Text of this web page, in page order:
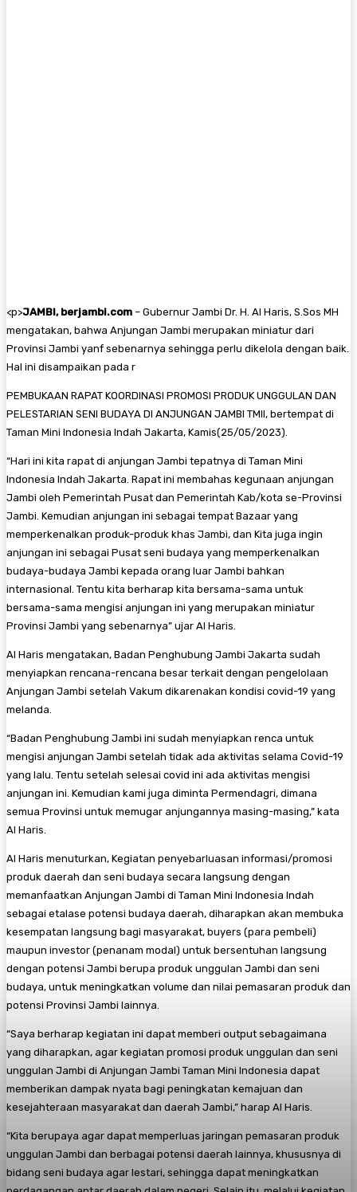
<p>JAMBI, berjambi.com – Gubernur Jambi Dr. H. Al Haris, S.Sos MH
mengatakan, bahwa Anjungan Jambi merupakan miniatur dari
Provinsi Jambi yanf sebenarnya sehingga perlu dikelola dengan baik.
Hal ini disampaikan pada r
PEMBUKAAN RAPAT KOORDINASI PROMOSI PRODUK UNGGULAN DAN
PELESTARIAN SENI BUDAYA DI ANJUNGAN JAMBI TMII, bertempat di
Taman Mini Indonesia Indah Jakarta, Kamis(25/05/2023).
“Hari ini kita rapat di anjungan Jambi tepatnya di Taman Mini
Indonesia Indah Jakarta. Rapat ini membahas kegunaan anjungan
Jambi oleh Pemerintah Pusat dan Pemerintah Kab/kota se-Provinsi
Jambi. Kemudian anjungan ini sebagai tempat Bazaar yang
memperkenalkan produk-produk khas Jambi, dan Kita juga ingin
anjungan ini sebagai Pusat seni budaya yang memperkenalkan
budaya-budaya Jambi kepada orang luar Jambi bahkan
internasional. Tentu kita berharap kita bersama-sama untuk
bersama-sama mengisi anjungan ini yang merupakan miniatur
Provinsi Jambi yang sebenarnya” ujar Al Haris.
Al Haris mengatakan, Badan Penghubung Jambi Jakarta sudah
menyiapkan rencana-rencana besar terkait dengan pengelolaan
Anjungan Jambi setelah Vakum dikarenakan kondisi covid-19 yang
melanda.
“Badan Penghubung Jambi ini sudah menyiapkan renca untuk
mengisi anjungan Jambi setelah tidak ada aktivitas selama Covid-19
yang lalu. Tentu setelah selesai covid ini ada aktivitas mengisi
anjungan ini. Kemudian kami juga diminta Permendagri, dimana
semua Provinsi untuk memugar anjungannya masing-masing,” kata
Al Haris.
Al Haris menuturkan, Kegiatan penyebarluasan informasi/promosi
produk daerah dan seni budaya secara langsung dengan
memanfaatkan Anjungan Jambi di Taman Mini Indonesia Indah
sebagai etalase potensi budaya daerah, diharapkan akan membuka
kesempatan langsung bagi masyarakat, buyers (para pembeli)
maupun investor (penanam modal) untuk bersentuhan langsung
dengan potensi Jambi berupa produk unggulan Jambi dan seni
budaya, untuk meningkatkan volume dan nilai pemasaran produk dan
potensi Provinsi Jambi lainnya.
“Saya berharap kegiatan ini dapat memberi output sebagaimana
yang diharapkan, agar kegiatan promosi produk unggulan dan seni
unggulan Jambi di Anjungan Jambi Taman Mini Indonesia dapat
memberikan dampak nyata bagi peningkatan kemajuan dan
kesejahteraan masyarakat dan daerah Jambi,” harap Al Haris.
“Kita berupaya agar dapat memperluas jaringan pemasaran produk
unggulan Jambi dan berbagai potensi daerah lainnya, khususnya di
bidang seni budaya agar lestari, sehingga dapat meningkatkan